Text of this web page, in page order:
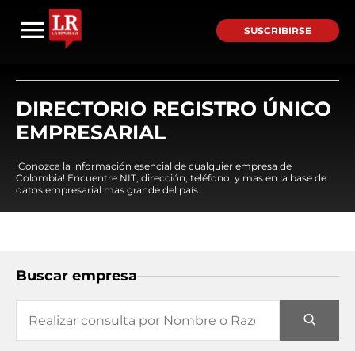
SUSCRIBIRSE
DIRECTORIO REGISTRO ÚNICO
EMPRESARIAL
¡Conozca la información esencial de cualquier empresa de
Colombia! Encuentre NIT, dirección, teléfono, y mas en la base de
datos empresarial mas grande del país.
Buscar empresa